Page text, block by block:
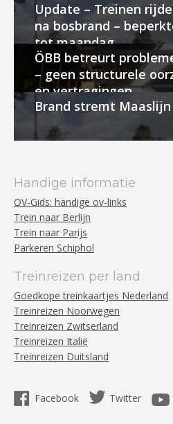
Update – Treinen
na bosbrand –
tot maandag
ÖBB betreurt
– geen structurele
en vertragingen
Brand stremt
Handige informatie
OV-Gids: handige ov-links
Trein naar Berlijn
Trein naar Parijs
Parkeren Schiphol
Treinreizen per land
Goedkope treinkaartjes Nederland
Treinreizen Noorwegen
Treinreizen Zwitserland
Treinreizen Italië
Treinreizen Duitsland
Facebook Twitter